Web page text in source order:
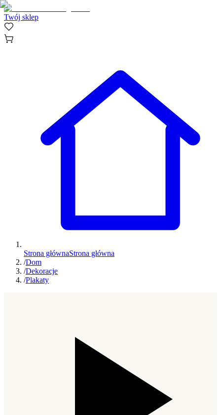
Twój sklep
Strona głównaStrona główna
/Dom
/Dekoracje
/Plakaty